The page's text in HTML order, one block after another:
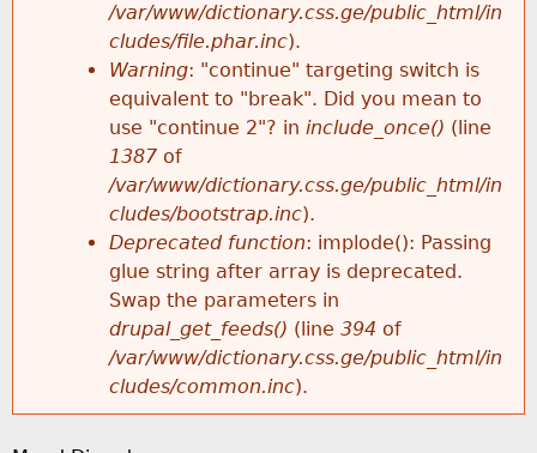
/var/www/dictionary.css.ge/public_html/in
cludes/file.phar.inc).
Warning: "continue" targeting switch is
equivalent to "break". Did you mean to
use "continue 2"? in include_once() (line
1387 of
/var/www/dictionary.css.ge/public_html/in
cludes/bootstrap.inc).
Deprecated function: implode(): Passing
glue string after array is deprecated.
Swap the parameters in
drupal_get_feeds() (line 394 of
/var/www/dictionary.css.ge/public_html/in
cludes/common.inc).